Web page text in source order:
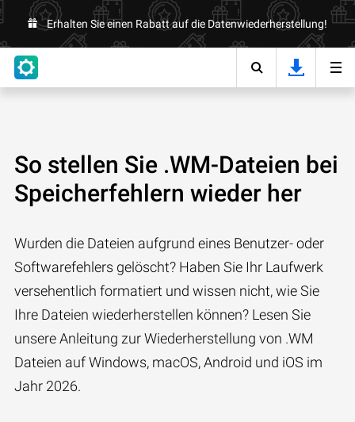
Erhalten Sie einen Rabatt auf die Datenwiederherstellung!
So stellen Sie .WM-Dateien bei
Speicherfehlern wieder her
Wurden die Dateien aufgrund eines Benutzer- oder
Softwarefehlers gelöscht? Haben Sie Ihr Laufwerk
versehentlich formatiert und wissen nicht, wie Sie
Ihre Dateien wiederherstellen können? Lesen Sie
unsere Anleitung zur Wiederherstellung von .WM
Dateien auf Windows, macOS, Android und iOS im
Jahr 2026.